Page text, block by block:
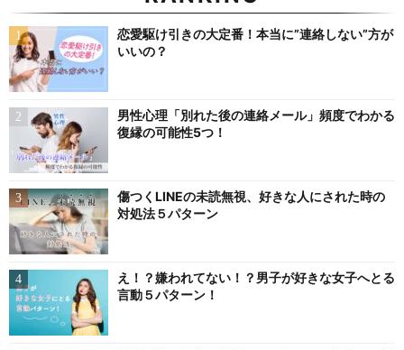
恋愛駆け引きの大定番！本当に”連絡しない”方が
いいの？
男性心理「別れた後の連絡メール」頻度でわかる
復縁の可能性5つ！
傷つくLINEの未読無視、好きな人にされた時の
対処法５パターン
え！？嫌われてない！？男子が好きな女子へとる
言動５パターン！